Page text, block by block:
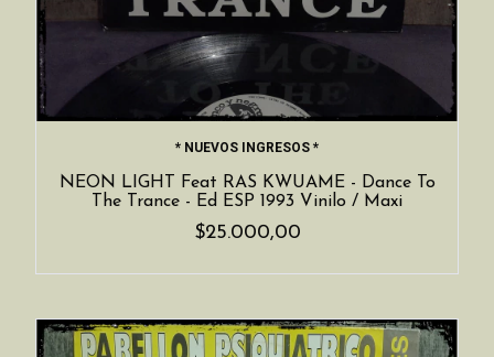
* NUEVOS INGRESOS *
NEON LIGHT Feat RAS KWUAME - Dance To
The Trance - Ed ESP 1993 Vinilo / Maxi
$25.000,00